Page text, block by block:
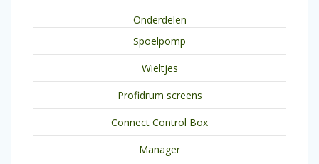
Onderdelen
Spoelpomp
Wieltjes
Profidrum screens
Connect Control Box
Manager